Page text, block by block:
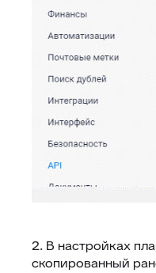
2. В настройках
скопированный